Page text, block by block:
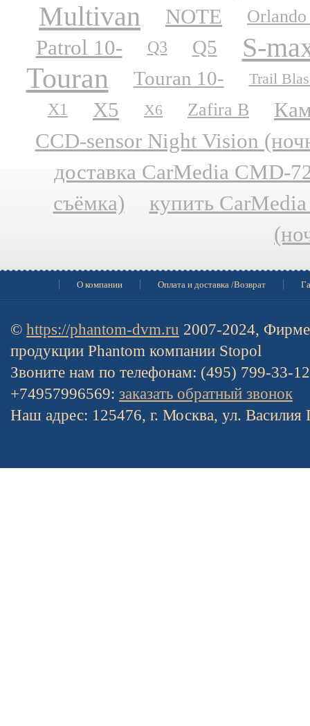
Multivan NOTE
Patrol 10- Q3 Q5 S-
Touran Touran 10- Trail
X1 X5 X6 Zafira B
CCD-sensor Night Vision
доставка CarMedia CMD-
съёмка)
купить
О компании Оплата и доставка /Возврат
© https://phantom-dvm.ru 2007-2024,
продукции Phantom компании Stopol
Звоните нам по телефонам: (495) 799-33-
+74957996569: заказать обратный звонок
Наш адрес: 125476, г. Москва, ул. Василия